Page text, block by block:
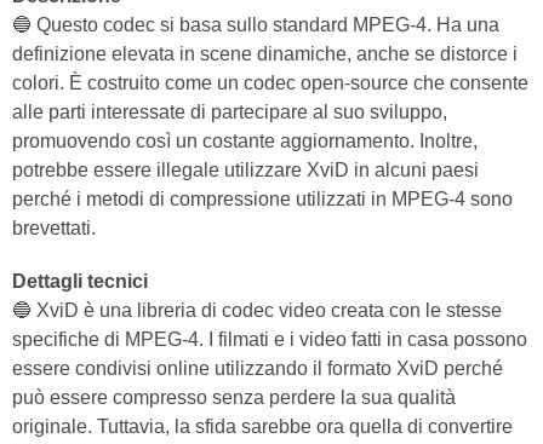
🔵 Questo codec si basa sullo standard MPEG-4. Ha una
definizione elevata in scene dinamiche, anche se distorce i
colori. È costruito come un codec open-source che consente
alle parti interessate di partecipare al suo sviluppo,
promuovendo così un costante aggiornamento. Inoltre,
potrebbe essere illegale utilizzare XviD in alcuni paesi
perché i metodi di compressione utilizzati in MPEG-4 sono
brevettati.
Dettagli tecnici
🔵 XviD è una libreria di codec video creata con le stesse
specifiche di MPEG-4. I filmati e i video fatti in casa possono
essere condivisi online utilizzando il formato XviD perché
può essere compresso senza perdere la sua qualità
originale. Tuttavia, la sfida sarebbe ora quella di convertire